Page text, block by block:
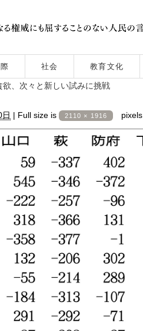
社会 教育文化
、次々と新しい試みに挑戦
| Full size is 2110 × 1916 pixels